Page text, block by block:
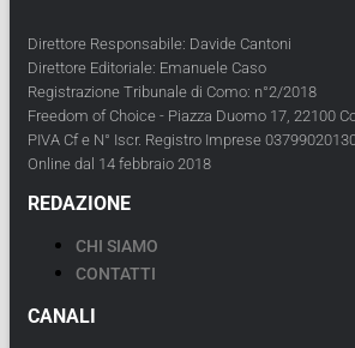
Direttore Responsabile: Davide Cantoni
Direttore Editoriale: Emanuele Caso
Registrazione Tribunale di Como: n°2/2018
Freedom of Choice - Piazza Duomo 17, 22100
PIVA Cf e N° Iscr. Registro Imprese
Online dal 14 febbraio 2018
REDAZIONE
CHI SIAMO
CONTATTI
CANALI